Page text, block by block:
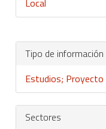
Local
Tipo de información
Estudios;
Sectores